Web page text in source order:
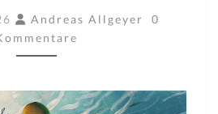
O S
Andreas Allgeyer
0